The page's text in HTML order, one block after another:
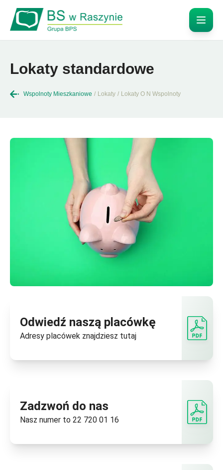
Lokaty standardowe
Wspolnoty Mieszkaniowe / Lokaty / Lokaty O N Wspolnoty
Odwiedź naszą placówkę
Adresy placówek znajdziesz tutaj
Zadzwoń do nas
Nasz numer to 22 720 01 16